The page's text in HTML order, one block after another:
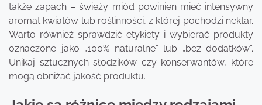
także zapach – świeży miód powinien mieć intensywny
aromat kwiatów lub roślinności, z której pochodzi nektar.
Warto również sprawdzić etykiety i wybierać produkty
oznaczone jako „100% naturalne” lub „bez dodatków”.
Unikaj sztucznych słodzików czy konserwantów, które
mogą obniżać jakość produktu.